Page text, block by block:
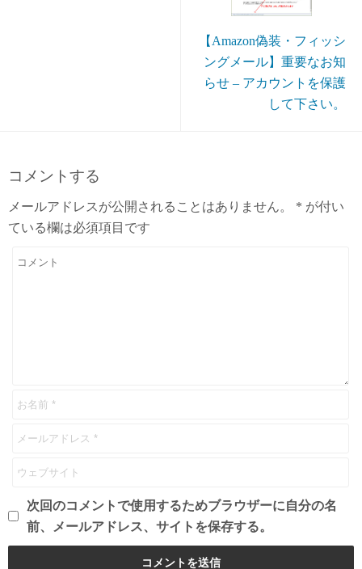
【Amazon偽装・フィッシ
ングメール】重要なお知
らせ – アカウントを保護
して下さい。
コメントする
メールアドレスが公開されることはありません。 * が付い
ている欄は必須項目です
次回のコメントで使用するためブラウザーに自分の名
前、メールアドレス、サイトを保存する。